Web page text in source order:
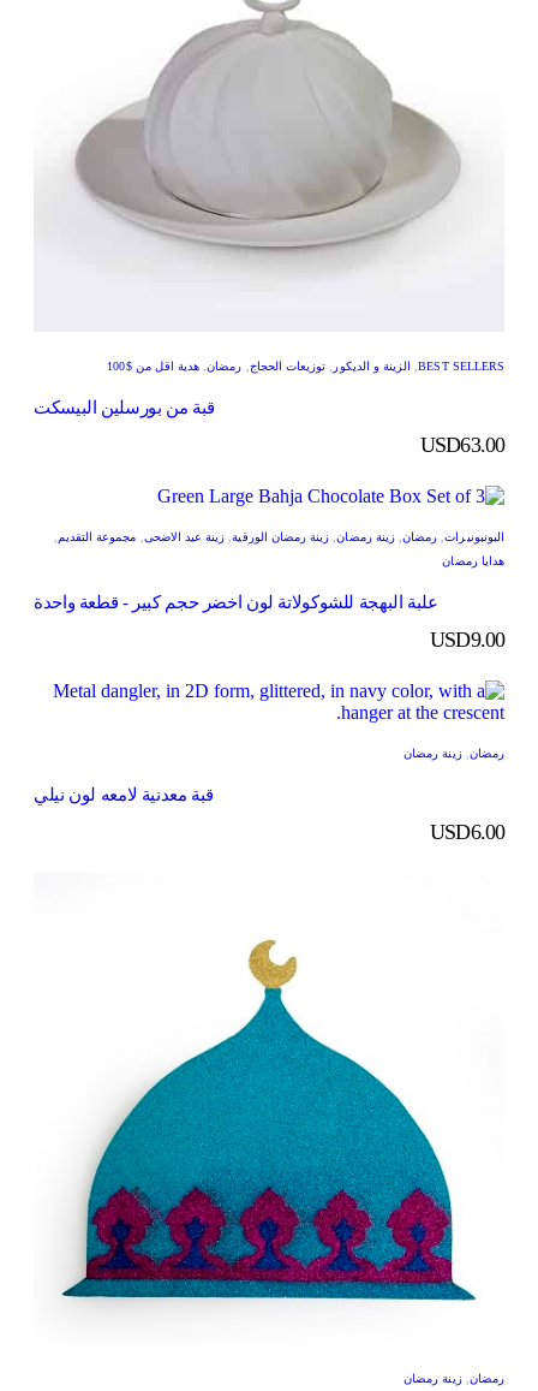
BEST SELLERS
, الزينة و الديكور , توزيعات الحجاج, رمضان, هدية اقل من $100
قبة من بورسلين البيسكت
USD63.00
البونبونيرات, رمضان,زينة رمضان, زينة رمضان الورقية, زينة عيد الاضحى, مجموعة التقديم,
هدايا رمضان
علبة البهجة للشوكولاتة لون اخضر حجم كبير - قطعة واحدة
USD9.00
رمضان,زينة رمضان
قبة معدنية لامعه لون نيلي
USD6.00
رمضان,زينة رمضان